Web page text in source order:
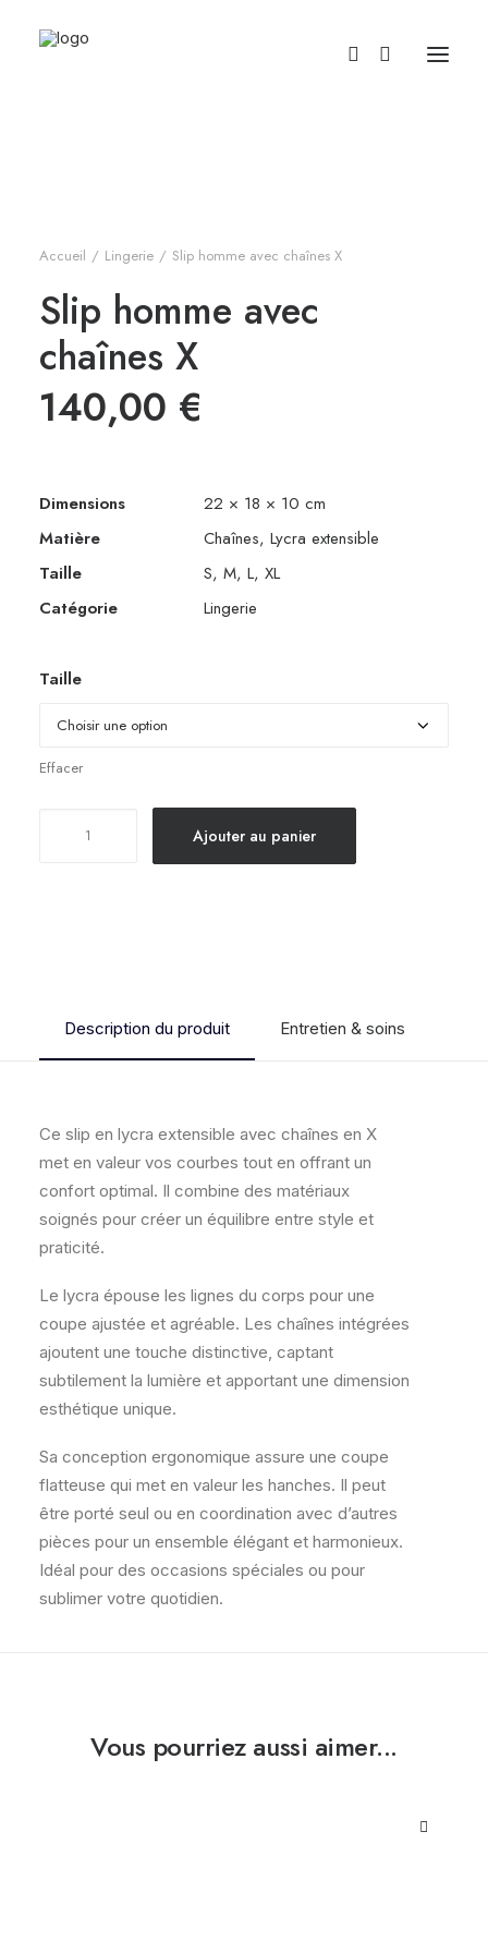
Accueil Lingerie Slip homme avec chaînes X
Slip homme avec
chaînes X
140,00 €
Dimensions
22 × 18 × 10 cm
Matière
Chaînes, Lycra extensible
Taille
S, M, L, XL
Catégorie
Lingerie
Taille
Effacer
Ajouter au panier
Description du produit Entretien & soins
Ce slip en lycra extensible avec chaînes en X
met en valeur vos courbes tout en offrant un
confort optimal. Il combine des matériaux
soignés pour créer un équilibre entre style et
praticité.
Le lycra épouse les lignes du corps pour une
coupe ajustée et agréable. Les chaînes intégrées
ajoutent une touche distinctive, captant
subtilement la lumière et apportant une dimension
esthétique unique.
Sa conception ergonomique assure une coupe
flatteuse qui met en valeur les hanches. Il peut
être porté seul ou en coordination avec d’autres
pièces pour un ensemble élégant et harmonieux.
Idéal pour des occasions spéciales ou pour
sublimer votre quotidien.
Vous pourriez aussi aimer...